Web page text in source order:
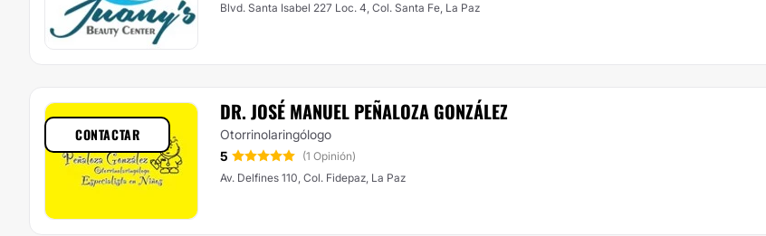
Blvd. Santa Isabel 227 Loc. 4, Col. Santa Fe, La Paz
DR. JOSÉ MANUEL PEÑALOZA GONZÁLEZ
Otorrinolaringólogo
5
(1 Opinión)
Av. Delfines 110, Col. Fidepaz, La Paz
CONTACTAR